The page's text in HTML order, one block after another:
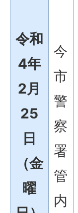
令和
4年
2月
25
日
（金
曜
今
市
警
察
署
管
内